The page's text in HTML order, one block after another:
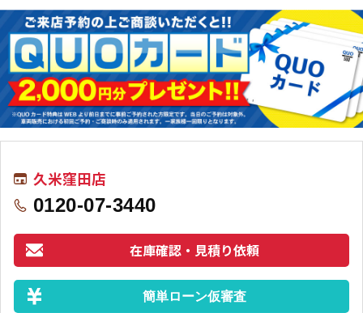
久米窪田店
0120-07-3440
在庫確認・見積り依頼
簡単ローン仮審査